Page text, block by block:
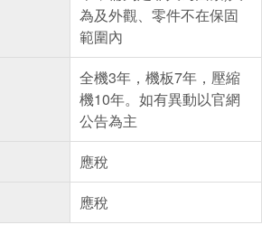
為及外觀、零件不在保固
範圍內
全機3年，機板7年，壓縮
機10年。如有異動以官網
公告為主
應稅
應稅